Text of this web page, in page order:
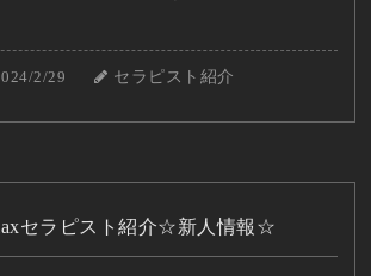
2/29 セラピスト紹介
セラピスト紹介☆新人情報☆